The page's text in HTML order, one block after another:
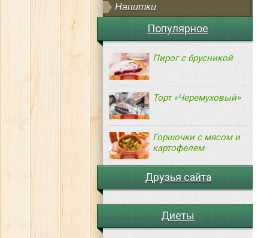
Напитки
Популярное
Пирог с брусникой
Торт «Черемуховый»
Горшочки с мясом и
картофелем
Друзья сайта
Диеты